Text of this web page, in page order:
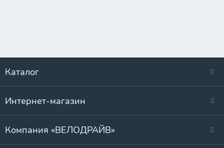
Каталог
Интернет-магазин
Компания «ВЕЛОДРАЙВ»